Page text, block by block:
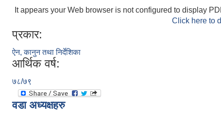
It appears your Web browser is not configured to display
Click here to
प्रकार:
ऐन, कानुन तथा निर्देशिका
आर्थिक वर्ष:
७८/७९
वडा अध्यक्षहरु